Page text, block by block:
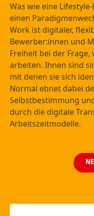
Was wie eine
einen
Work ist digitaler,
Bewerber:innen und
Freiheit bei der
arbeiten. Ihnen sind
mit denen sie sich
Normal ebnet dabei
Selbstbestimmung
durch die digitale
Arbeitszeitmodelle.